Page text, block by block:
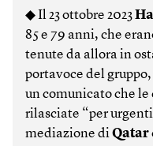
◆ Il 23 ottobre 2023
85 e 79 anni, che
tenute da allora in
portavoce del gruppo,
un comunicato che le
rilasciate “per
mediazione diQatar